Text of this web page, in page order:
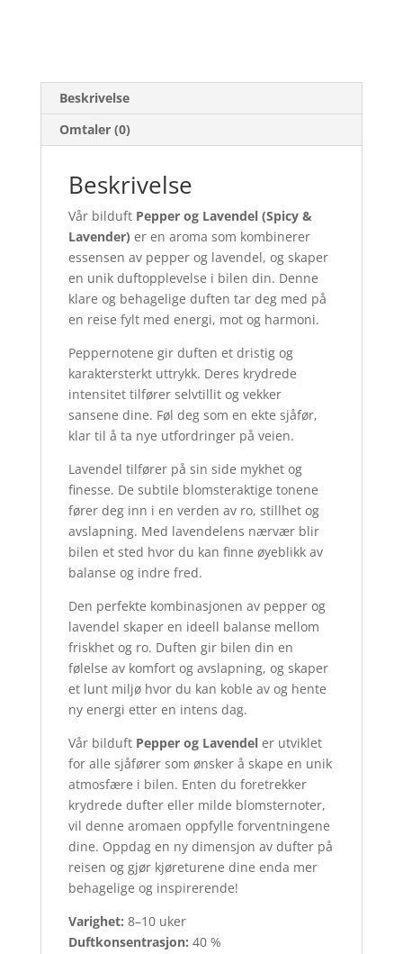
Beskrivelse
Omtaler (0)
Beskrivelse
Vår bilduft Pepper og Lavendel (Spicy &
Lavender) er en aroma som kombinerer
essensen av pepper og lavendel, og skaper
en unik duftopplevelse i bilen din. Denne
klare og behagelige duften tar deg med på
en reise fylt med energi, mot og harmoni.
Peppernotene gir duften et dristig og
karaktersterkt uttrykk. Deres krydrede
intensitet tilfører selvtillit og vekker
sansene dine. Føl deg som en ekte sjåfør,
klar til å ta nye utfordringer på veien.
Lavendel tilfører på sin side mykhet og
finesse. De subtile blomsteraktige tonene
fører deg inn i en verden av ro, stillhet og
avslapning. Med lavendelens nærvær blir
bilen et sted hvor du kan finne øyeblikk av
balanse og indre fred.
Den perfekte kombinasjonen av pepper og
lavendel skaper en ideell balanse mellom
friskhet og ro. Duften gir bilen din en
følelse av komfort og avslapning, og skaper
et lunt miljø hvor du kan koble av og hente
ny energi etter en intens dag.
Vår bilduft Pepper og Lavendeler utviklet
for alle sjåfører som ønsker å skape en unik
atmosfære i bilen. Enten du foretrekker
krydrede dufter eller milde blomsternoter,
vil denne aromaen oppfylle forventningene
dine. Oppdag en ny dimensjon av dufter på
reisen og gjør kjøreturene dine enda mer
behagelige og inspirerende!
Varighet: 8–10 uker
Duftkonsentrasjon: 40 %